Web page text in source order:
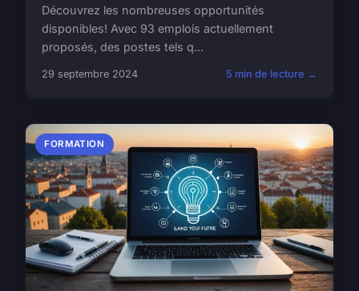
Découvrez les nombreuses opportunités
disponibles! Avec 93 emplois actuellement
proposés, des postes tels q...
29 septembre 2024 5 min de lecture →
FORMATION